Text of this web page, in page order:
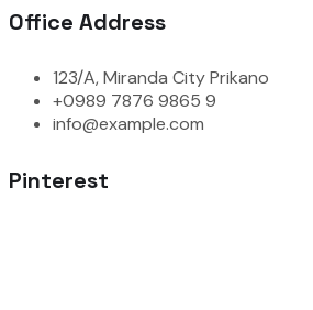
Office Address
123/A, Miranda City Prikano
+0989 7876 9865 9
info@example.com
Pinterest